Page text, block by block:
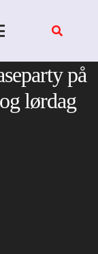
på
lørdag